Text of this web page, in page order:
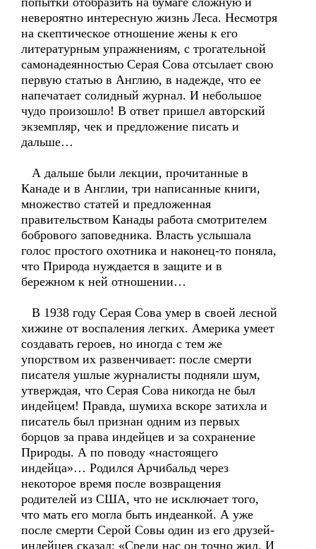
невероятно интересную жизнь Леса. Несмотря
на скептическое отношение жены к его
литературным упражнениям, с трогательной
самонадеянностью Серая Сова отсылает свою
первую статью в Англию, в надежде, что ее
напечатает солидный журнал. И небольшое
чудо произошло! В ответ пришел авторский
экземпляр, чек и предложение писать и
дальше…
А дальше были лекции, прочитанные в
Канаде и в Англии, три написанные книги,
множество статей и предложенная
правительством Канады работа смотрителем
бобрового заповедника. Власть услышала
голос простого охотника и наконец-то поняла,
что Природа нуждается в защите и в
бережном к ней отношении…
В 1938 году Серая Сова умер в своей лесной
хижине от воспаления легких. Америка умеет
создавать героев, но иногда с тем же
упорством их развенчивает: после смерти
писателя ушлые журналисты подняли шум,
утверждая, что Серая Сова никогда не был
индейцем! Правда, шумиха вскоре затихла и
писатель был признан одним из первых
борцов за права индейцев и за сохранение
Природы. А по поводу «настоящего
индейца»… Родился Арчибальд через
некоторое время после возвращения
родителей из США, что не исключает того,
что мать его могла быть индеанкой. А уже
после смерти Серой Совы один из его друзей-
индейцев сказал: «Среди нас он точно жил. И